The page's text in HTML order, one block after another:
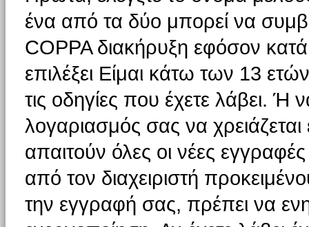
ένα από τα δύο μπορεί να
COPPA διακήρυξη εφόσον κατά
επιλέξει Είμαι κάτω των 13
τις οδηγίες που έχετε λάβει. Ή
λογαριασμός σας να
απαιτούν όλες οι νέες
από τον διαχειριστή
την εγγραφή σας, πρέπει να